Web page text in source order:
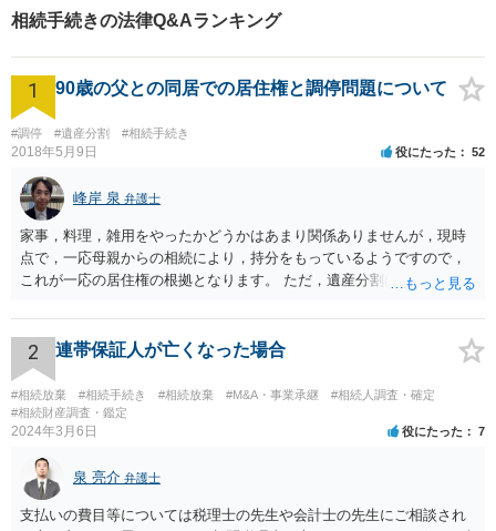
相続手続きの法律Q&Aランキング
1 90歳の父との同居での居住権と調停問題について
#調停 #遺産分割 #相続手続き
2018年5月9日 役にたった 52
峰岸 泉 弁護士
家事，料理，雑用をやったかどうかはあまり関係ありませんが，現時
点で，一応母親からの相続により，持分をもっているようですので，
これが一応の居住権の根拠となります。 ただ，遺産分割により，母の
2 連帯保証人が亡くなった場合
#相続放棄 #相続手続き #相続放棄 #M&A・事業承継
#相続人調査・確定
#相続財産調査・鑑定
2024年3月6日 役にたった 7
泉 亮介 弁護士
支払いの費目等については税理士の先生や会計士の先生にご相談され